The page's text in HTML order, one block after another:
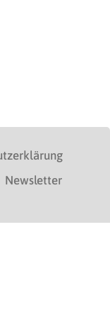
Newsletter